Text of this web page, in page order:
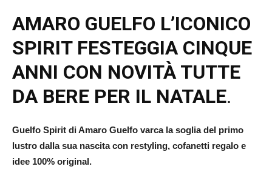
AMARO GUELFO L’ICONICO
SPIRIT FESTEGGIA CINQUE
ANNI CON NOVITÀ TUTTE
DA BERE PER IL NATALE.
Guelfo Spirit di Amaro Guelfo varca la soglia del primo
lustro dalla sua nascita con restyling, cofanetti regalo e
idee 100% original.